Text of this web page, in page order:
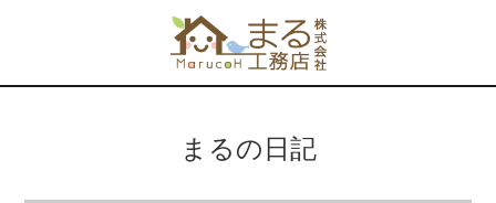
まるの日記